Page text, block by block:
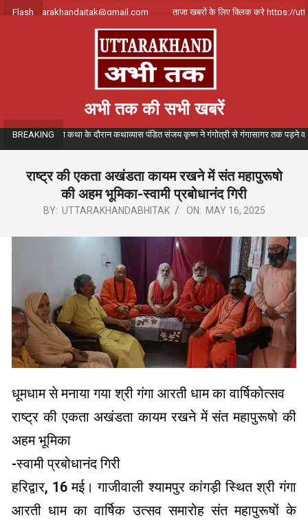
SkipFlash
uttarakhandajtak@gmail.com ताजा खबरों के लिए क्लिक करे https://
अभी तक की सभी खबरें
BREAKING
गंगा कथा के दौरान कथाव्यास पंडित संजय कृष्ण ने गंगोत्री से गंगासागर तक पड़ने वाले
राष्ट्र की एकता अखंडता कायम रखने में संत महापुरूषो
की अहम भूमिका-स्वामी प्रबोधानंद गिरी
BY: UTTARAKHANDABHITAK ON: MAY 16, 2025
धूमधाम से मनाया गया श्री गंगा आरती धाम का वार्षिकोत्सव
राष्ट्र की एकता अखंडता कायम रखने में संत महापुरूषो की
अहम भूमिका
-स्वामी प्रबोधानंद गिरी
हरिद्वार, 16 मई। गाजीवाली श्यामपुर कांगड़ी स्थित श्री गंगा
आरती धाम का वार्षिक उत्सव समारोह संत महापुरूषों के